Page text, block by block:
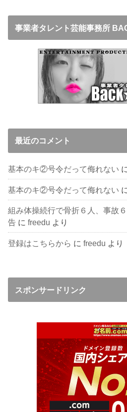
事業者タレント芸能事務所
最近のコメント
基本のキ②号令だって侮れない
基本のキ②号令だって侮れない
組み体操続行で骨折６人、事故
告 にfreedu より
登録はこちらから にfreedu より
スポンサードリンク